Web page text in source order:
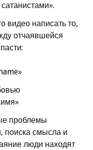
видео написать то,
отчаявшейся
проблемы
поиска смысла и
люди находят